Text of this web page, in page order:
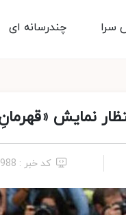
چندرسانه ای سرا
نمایش
کد خبر : 7988